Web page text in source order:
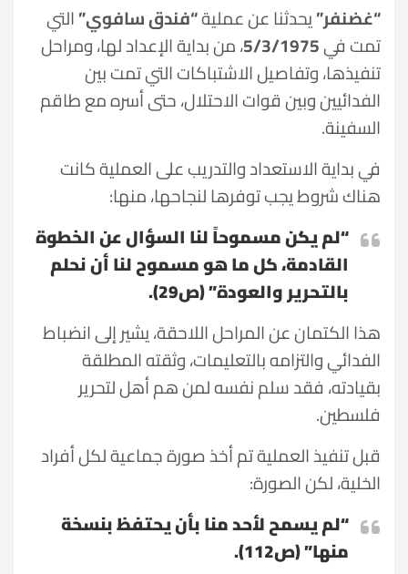
“غضنفر”يحدثنا عن عملية“فندق سافوي”التي
تمت في5/3/1975، من بداية الإعداد لها، ومراحل
تنفيذها، وتفاصيل الاشتباكات التي تمت بين
الفدائيين وبين قوات الاحتلال، حتى أسره مع طاقم
السفينة.
في بداية الاستعداد والتدريب على العملية كانت
هناك شروط يجب توفرها لنجاحها، منها:
“لم يكن مسموحاً لنا السؤال عن الخطوة
القادمة، كل ما هو مسموح لنا أن نحلم
بالتحرير والعودة” (ص29).
هذا الكتمان عن المراحل اللاحقة، يشير إلى انضباط
الفدائي والتزامه بالتعليمات، وثقته المطلقة
بقيادته، فقد سلم نفسه لمن هم أهل لتحرير
فلسطين.
قبل تنفيذ العملية تم أخذ صورة جماعية لكل أفراد
الخلية، لكن الصورة:
“لم يسمح لأحد منا بأن يحتفظ بنسخة
منها” (ص112).